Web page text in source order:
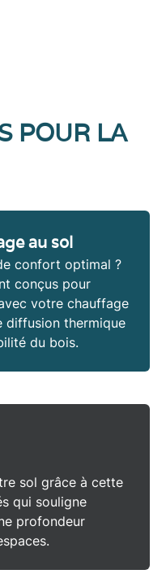
POUR LA
au sol
confort optimal ?
conçus pour
votre chauffage
diffusion thermique
du bois.
sol grâce à cette
qui souligne
profondeur